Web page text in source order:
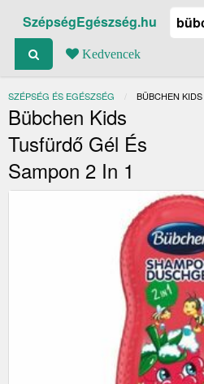
SzépségEgészség.hu
Kedvencek
SZÉPSÉG ÉS EGÉSZSÉG JELENLEGI:
BÜBCHEN
Bübchen Kids
Tusfürdő Gél És
Sampon 2 In 1